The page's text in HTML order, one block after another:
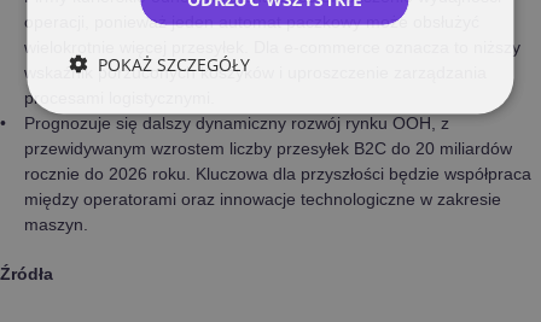
operacji, ponieważ jeden automat paczkowy może obsłużyć
wielokrotnie więcej przesyłek. Dla e-commerce oznacza to niższy
wskaźnik porzuconych koszyków i uproszczenie zarządzania
procesami logistycznymi.
Prognozuje się dalszy dynamiczny rozwój rynku OOH, z
przewidywanym wzrostem liczby przesyłek B2C do 20 miliardów
rocznie do 2026 roku. Kluczowa dla przyszłości będzie współpraca
między operatorami oraz innowacje technologiczne w zakresie
maszyn.
Źródła
POKAŻ SZCZEGÓŁY